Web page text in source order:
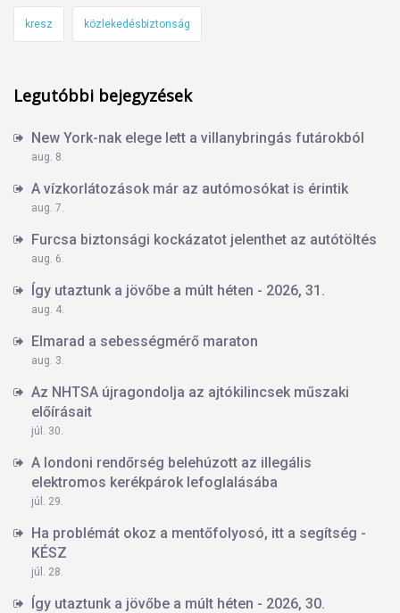
kresz közlekedésbiztonság
Legutóbbi bejegyzések
New York-nak elege lett a villanybringás futárokból
aug. 8.
A vízkorlátozások már az autómosókat is érintik
aug. 7.
Furcsa biztonsági kockázatot jelenthet az autótöltés
aug. 6.
Így utaztunk a jövőbe a múlt héten - 2026, 31.
aug. 4.
Elmarad a sebességmérő maraton
aug. 3.
Az NHTSA újragondolja az ajtókilincsek műszaki
előírásait
júl. 30.
A londoni rendőrség belehúzott az illegális
elektromos kerékpárok lefoglalásába
júl. 29.
Ha problémát okoz a mentőfolyosó, itt a segítség -
KÉSZ
júl. 28.
Így utaztunk a jövőbe a múlt héten - 2026, 30.